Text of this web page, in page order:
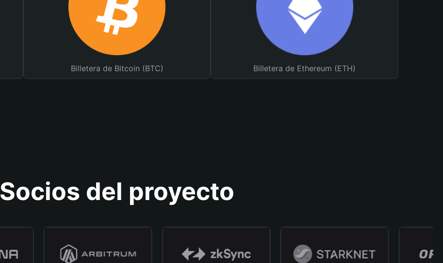
Billetera de Bitcoin (BTC) Billetera de Ethereum (ETH)
Socios del proyecto